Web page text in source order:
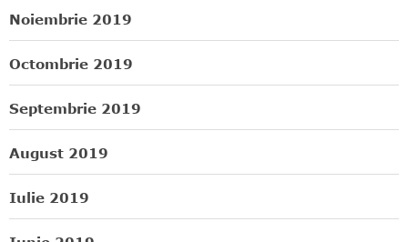
Noiembrie 2019
Octombrie 2019
Septembrie 2019
August 2019
Iulie 2019